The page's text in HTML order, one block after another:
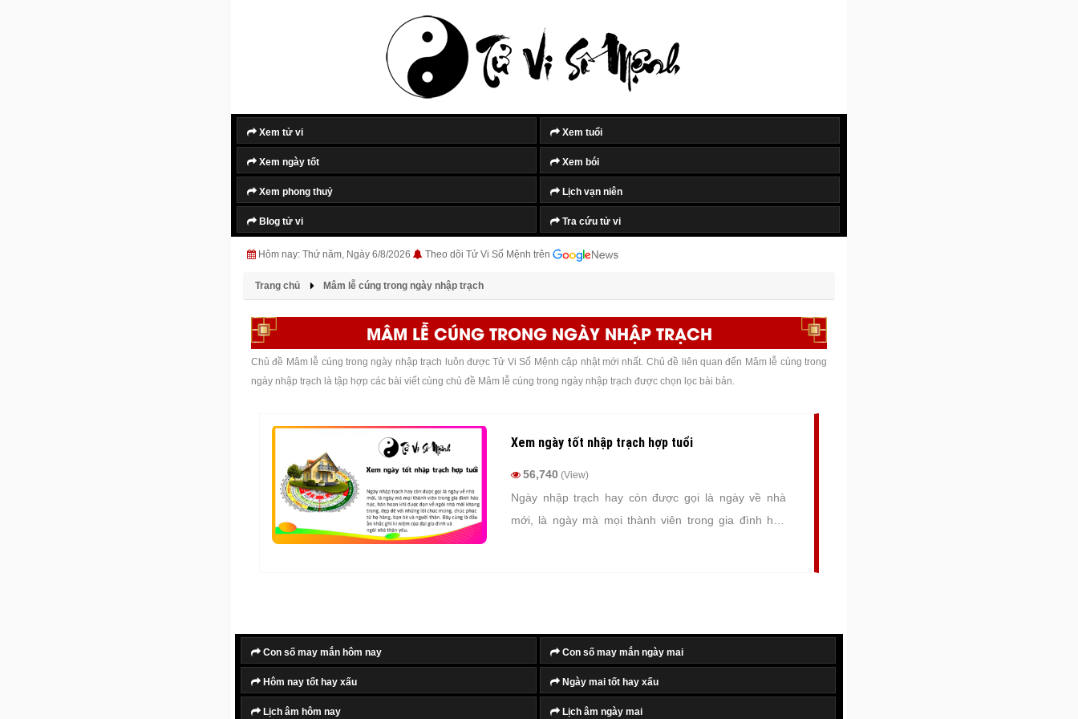
Xem tử vi Xem tuổi
Xem ngày tốt Xem bói
Xem phong thuỷ Lịch vạn niên
Blog tử vi Tra cứu tử vi
Hôm nay: Thứ năm, Ngày 6/8/2026 Theo dõi Tử Vi Số Mệnh trên
Trang chủ Mâm lễ cúng trong ngày nhập trạch
MÂM LỄ CÚNG TRONG NGÀY NHẬP TRẠCH
Chủ đề Mâm lễ cúng trong ngày nhập trạch luôn được Tử Vi Số Mệnh cập nhật mới nhất. Chủ đề liên quan đến Mâm lễ cúng trong
ngày nhập trạch là tập hợp các bài viết cùng chủ đề Mâm lễ cúng trong ngày nhập trạch được chọn lọc bài bản.
Xem ngày tốt nhập trạch hợp tuổi
56,740 (View)
Ngày nhập trạch hay còn được gọi là ngày về nhà
mới, là ngày mà mọi thành viên trong gia đình háo
yêu.
Con số may mắn hôm nay Con số may mắn ngày mai
Hôm nay tốt hay xấu Ngày mai tốt hay xấu
Lịch âm hôm nay Lịch âm ngày mai